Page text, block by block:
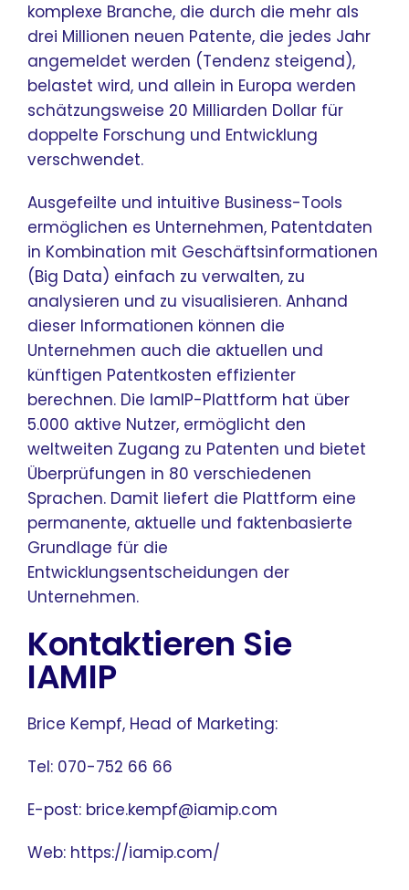
komplexe Branche, die durch die mehr als
drei Millionen neuen Patente, die jedes Jahr
angemeldet werden (Tendenz steigend),
belastet wird, und allein in Europa werden
schätzungsweise 20 Milliarden Dollar für
doppelte Forschung und Entwicklung
verschwendet.
Ausgefeilte und intuitive Business-Tools
ermöglichen es Unternehmen, Patentdaten
in Kombination mit Geschäftsinformationen
(Big Data) einfach zu verwalten, zu
analysieren und zu visualisieren. Anhand
dieser Informationen können die
Unternehmen auch die aktuellen und
künftigen Patentkosten effizienter
berechnen. Die IamIP-Plattform hat über
5.000 aktive Nutzer, ermöglicht den
weltweiten Zugang zu Patenten und bietet
Überprüfungen in 80 verschiedenen
Sprachen. Damit liefert die Plattform eine
permanente, aktuelle und faktenbasierte
Grundlage für die
Entwicklungsentscheidungen der
Unternehmen.
Kontaktieren Sie
IAMIP
Brice Kempf, Head of Marketing:
Tel: 070-752 66 66
E-post: brice.kempf@iamip.com
Web: https://iamip.com/